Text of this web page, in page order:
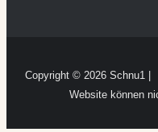
Copyright © 2026 Schnu1
Website können